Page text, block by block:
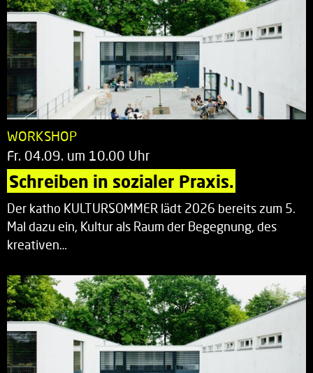
WORKSHOP
Fr. 04.09. um 10.00 Uhr
Schreiben in sozialer Praxis.
Der katho KULTURSOMMER lädt 2026 bereits zum 5.
Mal dazu ein, Kultur als Raum der Begegnung, des
kreativen…